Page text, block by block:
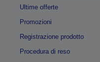
Ultime offerte
Promozioni
Registrazione prodotto
Procedura di reso